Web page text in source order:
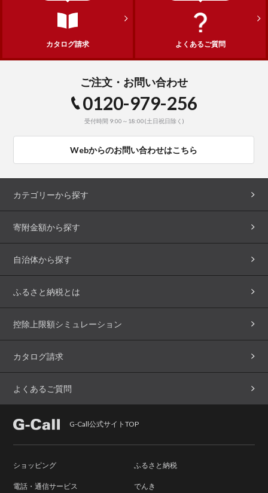
カタログ請求 よくあるご質問
ご注文・お問い合わせ
0120-979-256
受付時間 9:00～18:00(土日祝日除く)
Webからのお問い合わせはこちら
カテゴリーから探す
寄附金額から探す
自治体から探す
ふるさと納税とは
控除上限額シミュレーション
カタログ請求
よくあるご質問
G-Call公式サイトTOP
ショッピング ふるさと納税
電話・通信サービス でんき